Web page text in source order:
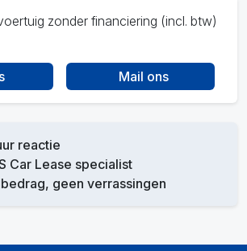
zonder financiering (incl. btw)
Mail ons
reactie
Car Lease specialist
geen verrassingen